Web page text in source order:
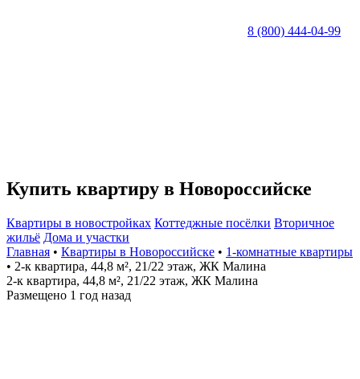
8 (800) 444-04-99
Купить квартиру в Новороссийске
Квартиры в новостройках Коттеджные посёлки Вторичное
жильё Дома и участки
Главная • Квартиры в Новороссийске • 1-комнатные квартиры
• 2-к квартира, 44,8 м², 21/22 этаж, ЖК Малина
2-к квартира, 44,8 м², 21/22 этаж, ЖК Малина
Размещено 1 год назад